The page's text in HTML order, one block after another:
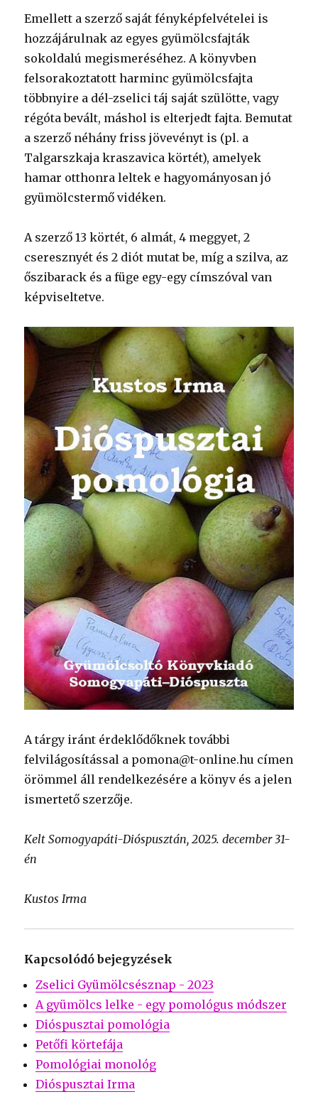
Emellett a szerző saját fényképfelvételei is
hozzájárulnak az egyes gyümölcsfajták
sokoldalú megismeréséhez. A könyvben
felsorakoztatott harminc gyümölcsfajta
többnyire a dél-zselici táj saját szülötte, vagy
régóta bevált, máshol is elterjedt fajta. Bemutat
a szerző néhány friss jövevényt is (pl. a
Talgarszkaja kraszavica körtét), amelyek
hamar otthonra leltek e hagyományosan jó
gyümölcstermő vidéken.
A szerző 13 körtét, 6 almát, 4 meggyet, 2
cseresznyét és 2 diót mutat be, míg a szilva, az
őszibarack és a füge egy-egy címszóval van
képviseltetve.
A tárgy iránt érdeklődőknek további
felvilágosítással a pomona@t-online.hu címen
örömmel áll rendelkezésére a könyv és a jelen
ismertető szerzője.
Kelt Somogyapáti-Dióspusztán, 2025. december 31-
én
Kustos Irma
Kapcsolódó bejegyzések
Zselici Gyümölcsésznap - 2023
A gyümölcs lelke - egy pomológus módszer
Dióspusztai pomológia
Petőfi körtefája
Pomológiai monológ
Dióspusztai Irma